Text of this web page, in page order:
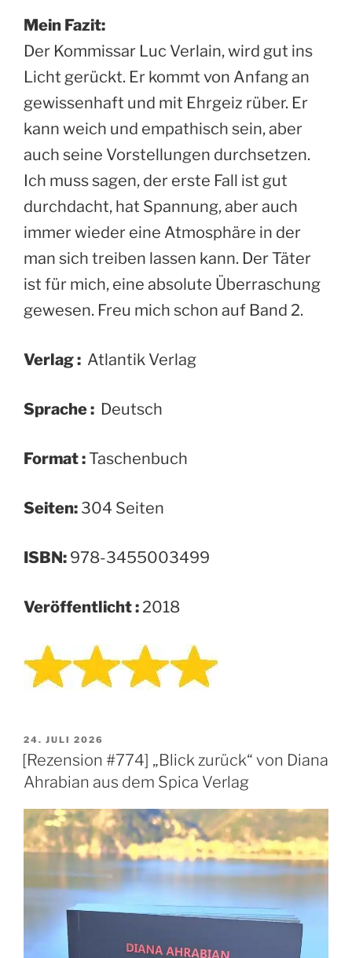
Mein Fazit:
Der Kommissar Luc Verlain, wird gut ins
Licht gerückt. Er kommt von Anfang an
gewissenhaft und mit Ehrgeiz rüber. Er
kann weich und empathisch sein, aber
auch seine Vorstellungen durchsetzen.
Ich muss sagen, der erste Fall ist gut
durchdacht, hat Spannung, aber auch
immer wieder eine Atmosphäre in der
man sich treiben lassen kann. Der Täter
ist für mich, eine absolute Überraschung
gewesen. Freu mich schon auf Band 2.
Verlag : ‎ Atlantik Verlag
Sprache : ‎ Deutsch
Format :‎Taschenbuch
Seiten: 304 Seiten
ISBN: 978-3455003499
Veröffentlicht : 2018
VERÖFFENTLICHT
AM
24. JULI 2026
[Rezension #774] „Blick zurück“ von Diana
Ahrabian aus dem Spica Verlag